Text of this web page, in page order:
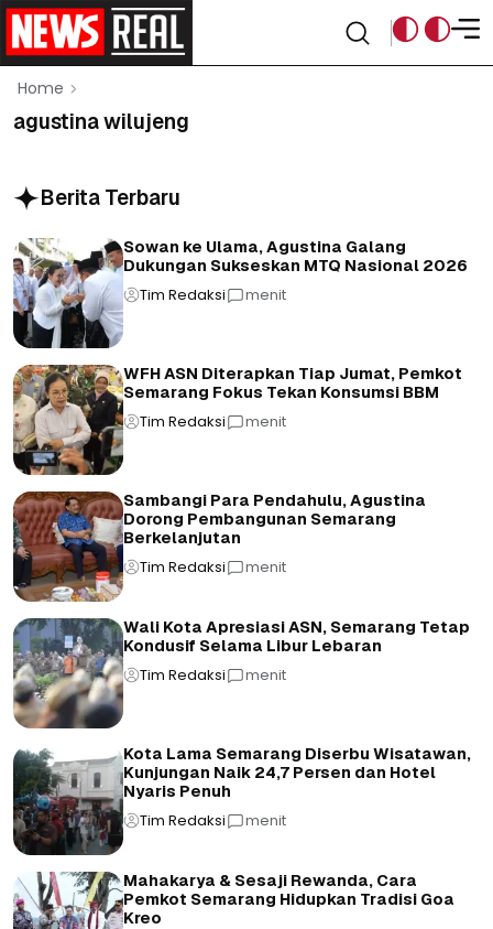
Home
agustina wilujeng
Berita Terbaru
Sowan ke Ulama, Agustina Galang
Dukungan Sukseskan MTQ Nasional 2026
Tim Redaksi menit
WFH ASN Diterapkan Tiap Jumat, Pemkot
Semarang Fokus Tekan Konsumsi BBM
Tim Redaksi menit
Sambangi Para Pendahulu, Agustina
Dorong Pembangunan Semarang
Berkelanjutan
Tim Redaksi menit
Wali Kota Apresiasi ASN, Semarang Tetap
Kondusif Selama Libur Lebaran
Tim Redaksi menit
Kota Lama Semarang Diserbu Wisatawan,
Kunjungan Naik 24,7 Persen dan Hotel
Nyaris Penuh
Tim Redaksi menit
Mahakarya & Sesaji Rewanda, Cara
Pemkot Semarang Hidupkan Tradisi Goa
Kreo